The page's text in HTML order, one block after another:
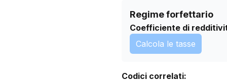
Regime forfettario
Coefficiente di
Calcola le tasse
Codici correlati: